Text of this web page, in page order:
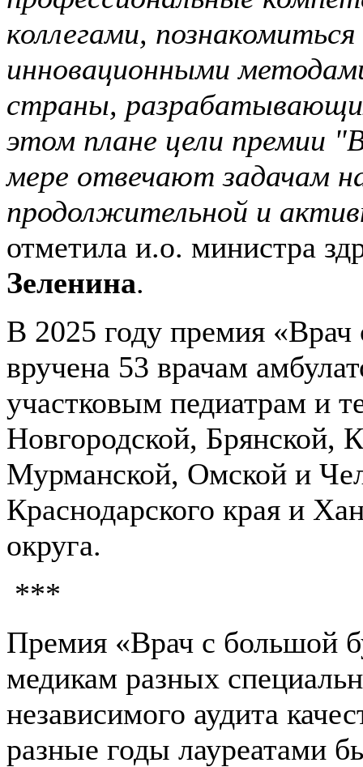
коллегами,
инновационными
страны,
этом плане цели премии
мере отвечают задачам
продолжительной и
отметила и.о. министра
Зеленина.
В 2025 году премия
вручена 53 врачам
участковым педиатрам и
Новгородской, Брянской,
Мурманской, Омской и
Краснодарского края и
округа.
***
Премия «Врач с большой
медикам разных
независимого аудита
разные годы лауреатами